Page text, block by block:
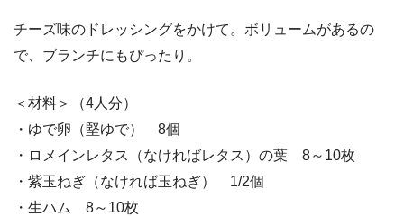
チーズ味のドレッシングをかけて。ボリュームがあるの
で、ブランチにもぴったり。
＜材料＞（4人分）
・ゆで卵（堅ゆで） 8個
・ロメインレタス（なければレタス）の葉 8～10枚
・紫玉ねぎ（なければ玉ねぎ） 1/2個
・生ハム 8～10枚